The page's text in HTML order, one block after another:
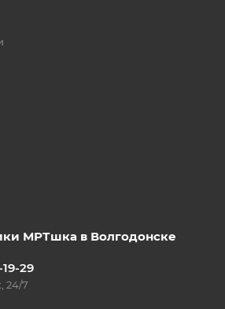
МРТшка в Волгодонске
29
24/7